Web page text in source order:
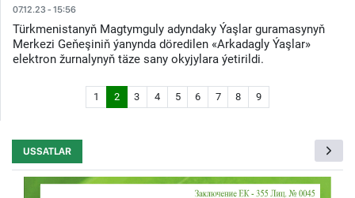
07.12.23 - 15:56
Türkmenistanyň Magtymguly adyndaky Ýaşlar guramasynyň
Merkezi Geňeşiniň ýanynda döredilen «Arkadagly Ýaşlar»
elektron žurnalynyň täze sany okyjylara ýetirildi.
1 2 3 4 5 6 7 8 9
USSATLAR